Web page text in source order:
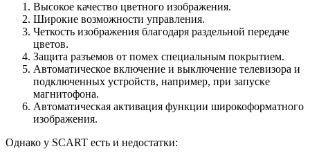
Высокое качество цветного изображения.
Широкие возможности управления.
Четкость изображения благодаря раздельной передаче
цветов.
Защита разъемов от помех специальным покрытием.
Автоматическое включение и выключение телевизора и
подключенных устройств, например, при запуске
магнитофона.
Автоматическая активация функции широкоформатного
изображения.
Однако у SCART есть и недостатки: